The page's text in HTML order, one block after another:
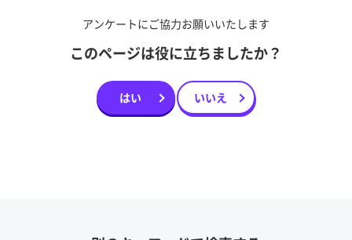
アンケートにご協力お願いいたします
このページは役に立ちましたか？
はい いいえ